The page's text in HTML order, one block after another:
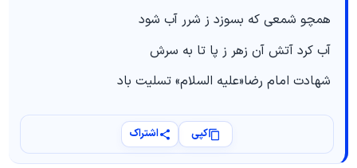
همچو شمعی که بسوزد ز شرر آب شود
آب کرد آتش آن زهر ز پا تا به سرش
شهادت امام رضا«علیه السلام» تسلیت باد
کپی اشتراک